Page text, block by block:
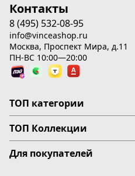
Контакты
8 (495) 532-08-95
info@vinceashop.ru
Москва, Проспект Мира, д.11
ПН-ВС 10:00—20:00
ТОП категории
ТОП Коллекции
Для покупателей